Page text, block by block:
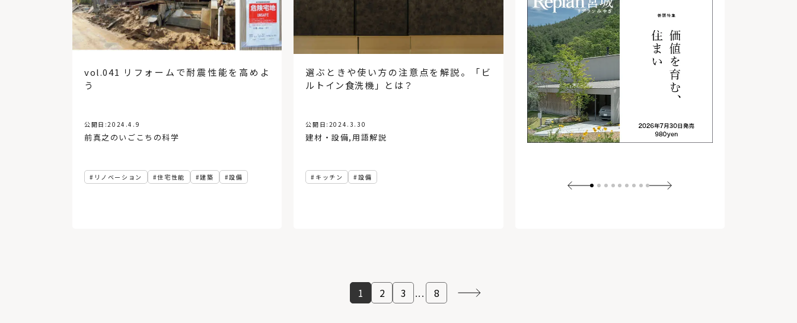
vol.041 リフォームで耐震性能を高めよ
う
公開日:2024.4.9
前真之のいごこちの科学
リノベーション 住宅性能 建築 設備
選ぶときや使い方の注意点を解説。「ビ
ルトイン食洗機」とは？
公開日: 2024.3.30
建材・設備,用語解説
キッチン 設備
1 2 3 ... 8